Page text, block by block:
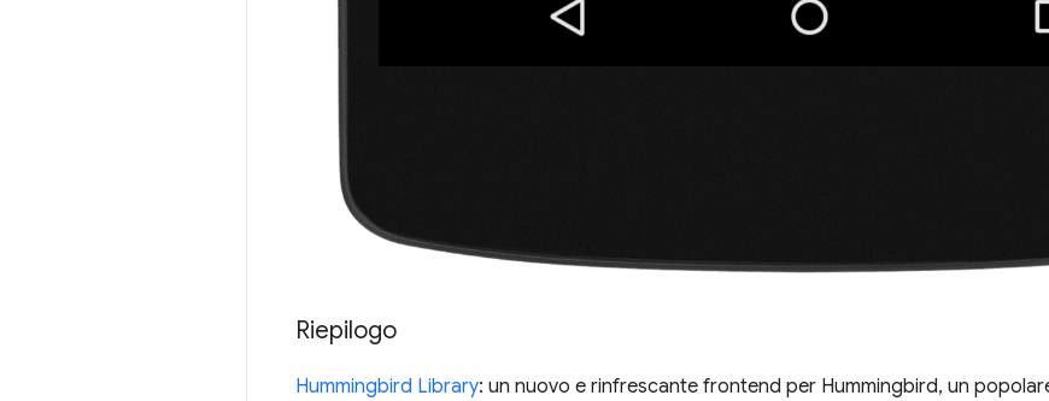
Riepilogo
Hummingbird Library: un nuovo e rinfrescante frontend per Hummingbird, un